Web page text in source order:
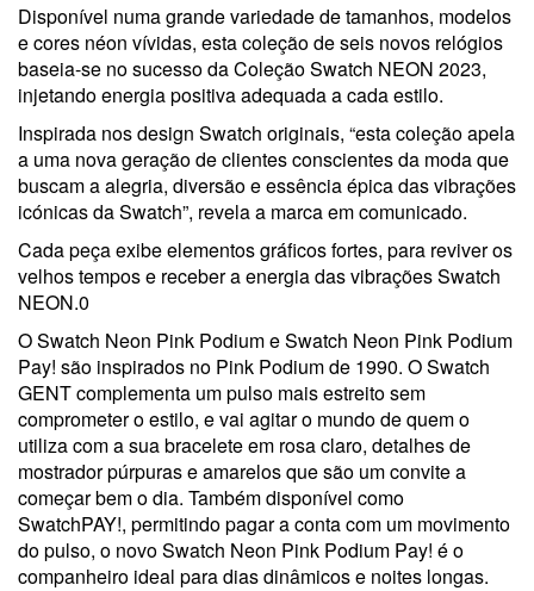
Disponível numa grande variedade de tamanhos, modelos
e cores néon vívidas, esta coleção de seis novos relógios
baseia-se no sucesso da Coleção Swatch NEON 2023,
injetando energia positiva adequada a cada estilo.
Inspirada nos design Swatch originais, “esta coleção apela
a uma nova geração de clientes conscientes da moda que
buscam a alegria, diversão e essência épica das vibrações
icónicas da Swatch”, revela a marca em comunicado.
Cada peça exibe elementos gráficos fortes, para reviver os
velhos tempos e receber a energia das vibrações Swatch
NEON.0
O Swatch Neon Pink Podium e Swatch Neon Pink Podium
Pay! são inspirados no Pink Podium de 1990. O Swatch
GENT complementa um pulso mais estreito sem
comprometer o estilo, e vai agitar o mundo de quem o
utiliza com a sua bracelete em rosa claro, detalhes de
mostrador púrpuras e amarelos que são um convite a
começar bem o dia. Também disponível como
SwatchPAY!, permitindo pagar a conta com um movimento
do pulso, o novo Swatch Neon Pink Podium Pay! é o
companheiro ideal para dias dinâmicos e noites longas.